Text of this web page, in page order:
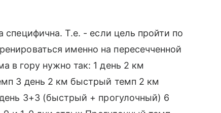
специфична. Т.е. - если цель пройти по
именно на пересечченной
в гору нужно так: 1 день 2 км
3 день 2 км быстрый темп 2 км
3+3 (быстрый + прогулочный) 6